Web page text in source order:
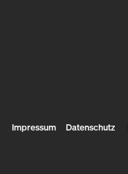
Impressum Datenschutz